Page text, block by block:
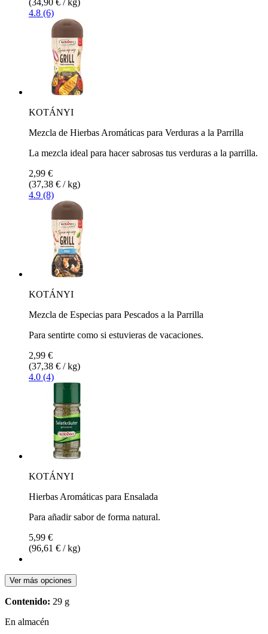
4.8 (6)
KOTÁNYI
Mezcla de Hierbas Aromáticas para Verduras a la Parrilla
La mezcla ideal para hacer sabrosas tus verduras a la parrilla.
2,99 €
(37,38 € / kg)
4.9 (8)
KOTÁNYI
Mezcla de Especias para Pescados a la Parrilla
Para sentirte como si estuvieras de vacaciones.
2,99 €
(37,38 € / kg)
4.0 (4)
KOTÁNYI
Hierbas Aromáticas para Ensalada
Para añadir sabor de forma natural.
5,99 €
(96,61 € / kg)
Ver más opciones
Contenido: 29 g
En almacén